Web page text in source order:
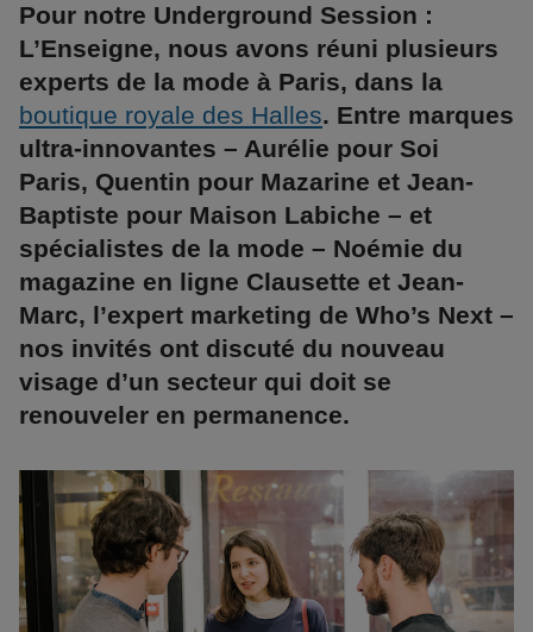
Pour notre Underground Session :
L’Enseigne, nous avons réuni plusieurs
experts de la mode à Paris, dans la
boutique royale des Halles. Entre marques
ultra-innovantes – Aurélie pour Soi
Paris, Quentin pour Mazarine et Jean-
Baptiste pour Maison Labiche – et
spécialistes de la mode – Noémie du
magazine en ligne Clausette et Jean-
Marc, l’expert marketing de Who’s Next –
nos invités ont discuté du nouveau
visage d’un secteur qui doit se
renouveler en permanence.